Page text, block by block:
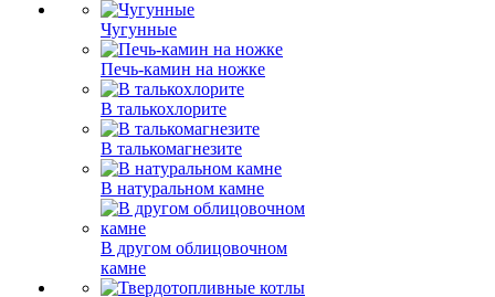
Чугунные
Печь-камин на ножке
В талькохлорите
В талькомагнезите
В натуральном камне
В другом облицовочном
камне